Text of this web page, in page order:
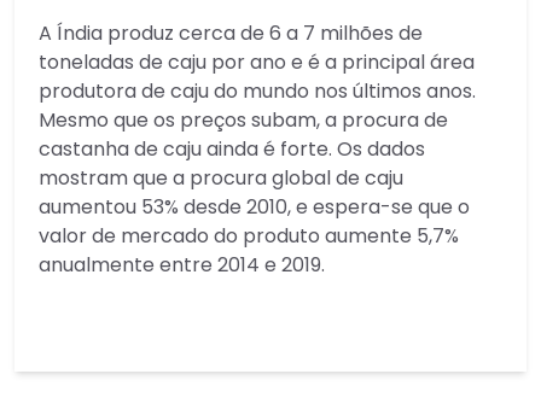
A Índia produz cerca de 6 a 7 milhões de
toneladas de caju por ano e é a principal área
produtora de caju do mundo nos últimos anos.
Mesmo que os preços subam, a procura de
castanha de caju ainda é forte. Os dados
mostram que a procura global de caju
aumentou 53% desde 2010, e espera-se que o
valor de mercado do produto aumente 5,7%
anualmente entre 2014 e 2019.